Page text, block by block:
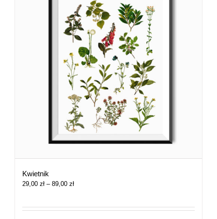
Kwietnik
29,00 zł – 89,00 złZakres
29,00 zł